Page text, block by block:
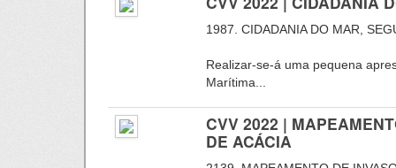
1987. CIDADANIA DO MAR,
Realizar-se-á uma pequena
Marítima...
CVV 2022 |
DE ACÁCIA